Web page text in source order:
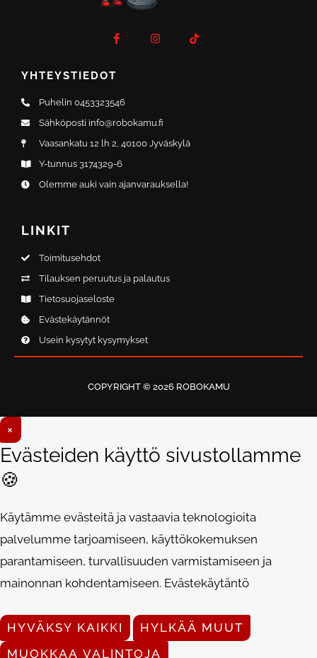
c
-
s
k
YHTEYSTIEDOT
Puhelin 0453323546
Sähköposti info@robokamu.fi
Vaasankatu 12 lh 2, 40100 Jyväskylä
Y-tunnus 3174329-6
Olemme auki vain ajanvarauksella!
LINKIT
Toimitusehdot
Tilauksen peruutus ja palautus
Tietosuojaseloste
Evästekäytännöt
Usein kysytyt kysymykset
COPYRIGHT © 2026 ROBOKAMU
×
Evästeiden käyttö sivustollamme
🍪
Käytämme evästeitä ja vastaavia teknologioita
palvelumme tarjoamiseen, käyttökokemuksen
parantamiseen, turvallisuuden varmistamiseen ja
mainonnan kohdentamiseen. Evästekäytäntö
HYVÄKSY KAIKKI
HYLKÄÄ MUUT
MUOKKAA VALINTOJA